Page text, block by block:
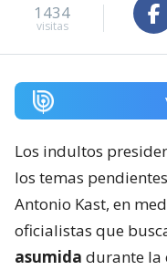
1434
visitas
Los indultos
los temas
Antonio Kast, en
oficialistas que
asumida durante la